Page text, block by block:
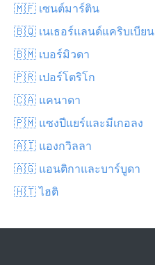
🇲🇫 เซนต์มาร์ติน
🇧🇶 เนเธอร์แลนด์แคริบเบียน
🇧🇲 เบอร์มิวดา
🇵🇷 เปอร์โตริโก
🇨🇦 แคนาดา
🇵🇲 แซงปีแยร์และมีเกอลง
🇦🇮 แองกวิลลา
🇦🇬 แอนติกาและบาร์บูดา
🇭🇹 ไฮติ